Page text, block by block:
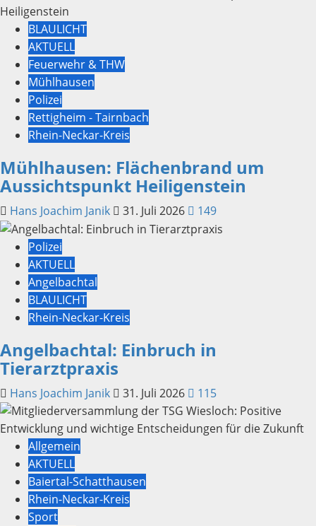
BLAULICHT
AKTUELL
Feuerwehr & THW
Mühlhausen
Polizei
Rettigheim - Tairnbach
Rhein-Neckar-Kreis
Mühlhausen: Flächenbrand um
Aussichtspunkt Heiligenstein
Hans Joachim Janik 31. Juli 2026 149
Polizei
AKTUELL
Angelbachtal
BLAULICHT
Rhein-Neckar-Kreis
Angelbachtal: Einbruch in
Tierarztpraxis
Hans Joachim Janik 31. Juli 2026 115
Allgemein
AKTUELL
Baiertal-Schatthausen
Rhein-Neckar-Kreis
Sport